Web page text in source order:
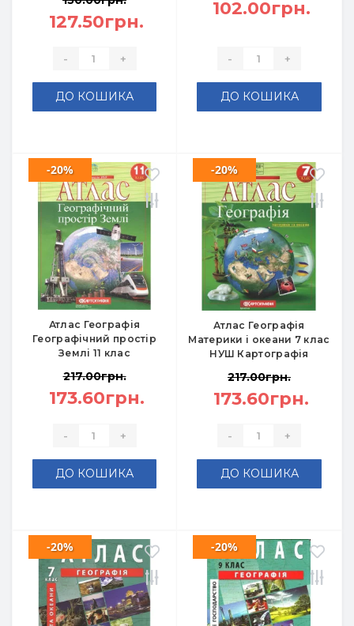
127.50грн.
- +
ДО КОШИКА
102.00грн.
- +
ДО КОШИКА
Атлас Географія
Географічний простір
Землі 11 клас
-20%
217.00грн.
173.60грн.
- +
ДО КОШИКА
Атлас Географія
Материки і океани 7 клас
НУШ Картографія
-20%
217.00грн.
173.60грн.
- +
ДО КОШИКА
-20% -20%